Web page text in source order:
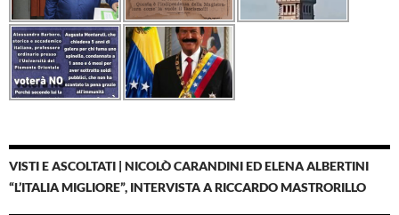
VISTI E ASCOLTATI | NICOLÒ CARANDINI ED ELENA ALBERTINI
“L’ITALIA MIGLIORE”, INTERVISTA A RICCARDO MASTRORILLO